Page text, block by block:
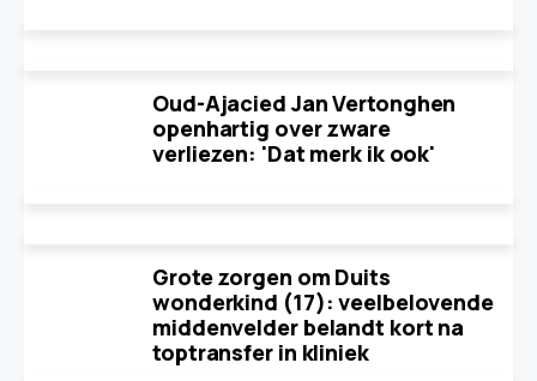
Oud-Ajacied Jan Vertonghen
openhartig over zware
verliezen: 'Dat merk ik ook'
Grote zorgen om Duits
wonderkind (17): veelbelovende
middenvelder belandt kort na
toptransfer in kliniek